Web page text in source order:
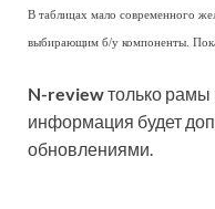
В таблицах мало современного
выбирающим б/у компоненты.
N-reviewтолько
информация будет
обновлениями.